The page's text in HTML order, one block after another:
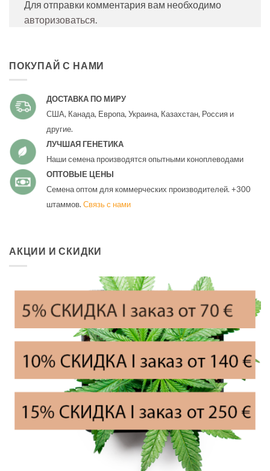
Для отправки комментария вам необходимо
авторизоваться.
ПОКУПАЙ С НАМИ
ДОСТАВКА ПО МИРУ
США, Канада, Европа, Украина, Казахстан, Россия и
другие.
ЛУЧШАЯ ГЕНЕТИКА
Наши семена производятся опытными коноплеводами
ОПТОВЫЕ ЦЕНЫ
Семена оптом для коммерческих производителей. +300
штаммов. Связь с нами
АКЦИИ И СКИДКИ